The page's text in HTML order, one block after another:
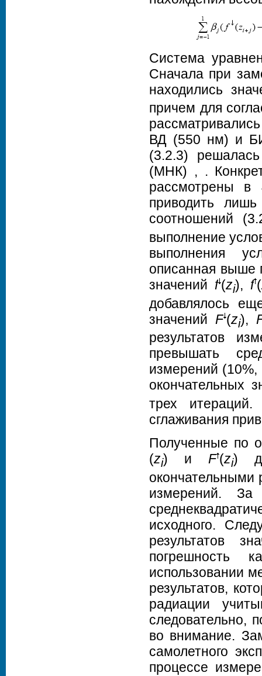
Система
Сначала при
находились
причем для
ВД (550 нм) и
(3.2.3)
(МНК) , .
рассмотрены в
приводить
соотношений
выполнение
выполнения
описанная выше
значений f(zi), f­(
добавлялось
значений F (zi),
результатов
превышать
измерений
окончательных
трех итераций.
сглаживания
Полученные по
(zi) иF ­(zi)
окончательными
измерений. За
исходного.
результатов
погрешность
использовании
результатов,
радиации
следовательно,
во внимание.
самолетного
процессе